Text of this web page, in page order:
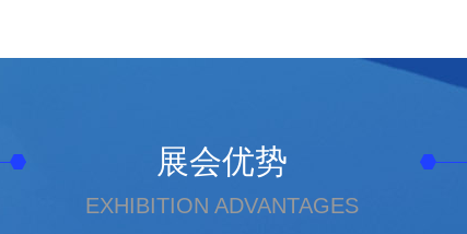
展会优势
EXHIBITION ADVANTAGES